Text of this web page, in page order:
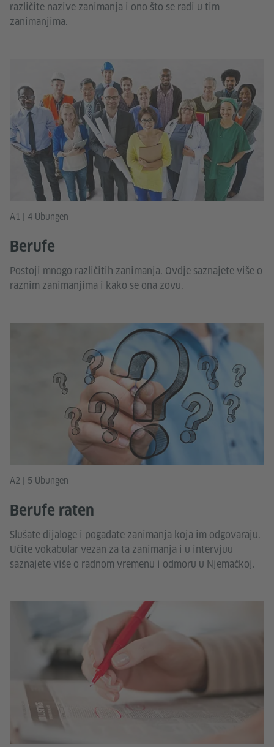
različite nazive zanimanja i ono što se radi u tim
zanimanjima.
A1 | 4 Übungen
Berufe
Postoji mnogo različitih zanimanja. Ovdje saznajete više o
raznim zanimanjima i kako se ona zovu.
A2 | 5 Übungen
Berufe raten
Slušate dijaloge i pogađate zanimanja koja im odgovaraju.
Učite vokabular vezan za ta zanimanja i u intervjuu
saznajete više o radnom vremenu i odmoru u Njemačkoj.